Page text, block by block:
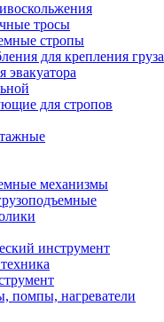
тросы
стропы
для крепления груза
эвакуатора
для стропов
механизмы
инструмент
помпы, нагреватели